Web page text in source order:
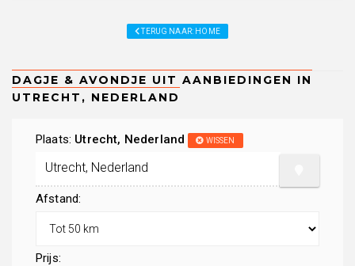
TERUG NAAR: HOME
Plaats: Utrecht, Nederland WISSEN
Afstand:
Prijs: